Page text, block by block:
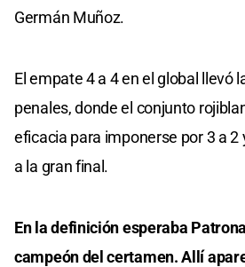
Germán Muñoz.
El empate 4 a 4 en el global llevó
penales, donde el conjunto
eficacia para imponerse por 3 a 2
a la gran final.
En la definición esperaba
campeón del certamen. Allí